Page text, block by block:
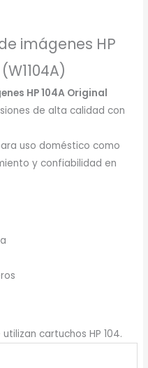
imágenes HP
HP 104A Original
de alta calidad con
uso doméstico como
y confiabilidad en
cartuchos HP 104.